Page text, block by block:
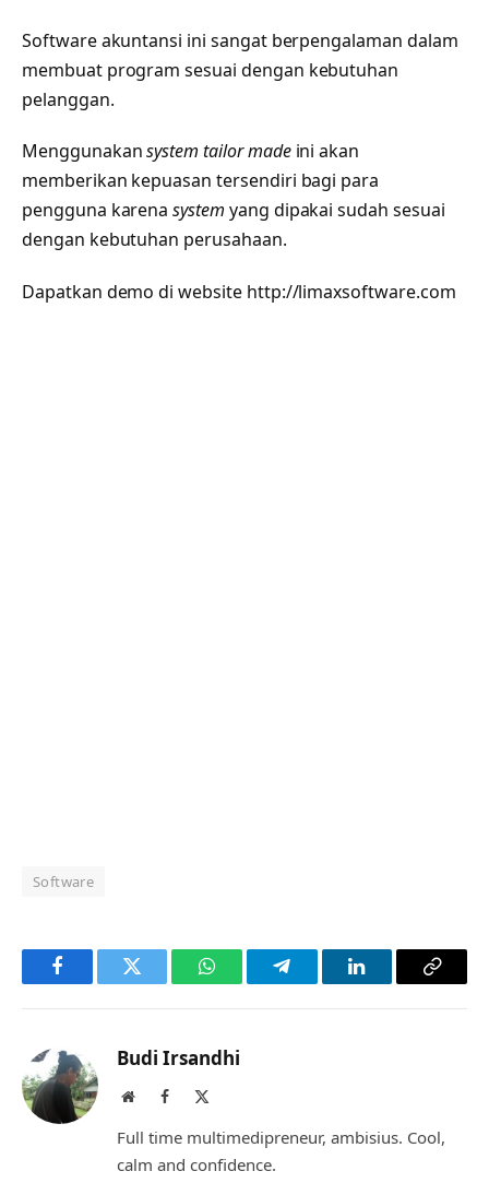
Software akuntansi ini sangat berpengalaman dalam
membuat program sesuai dengan kebutuhan
pelanggan.
Menggunakansystem tailor madeini akan
memberikan kepuasan tersendiri bagi para
pengguna karenasystem yang dipakai sudah sesuai
dengan kebutuhan perusahaan.
Dapatkan demo di website http://limaxsoftware.com
Software
FacebookTwitter WhatsAppTelegramLinkedInCopy
Budi Irsandhi
WebsiteFacebook
Full time multimedipreneur, ambisius. Cool,
calm and confidence.